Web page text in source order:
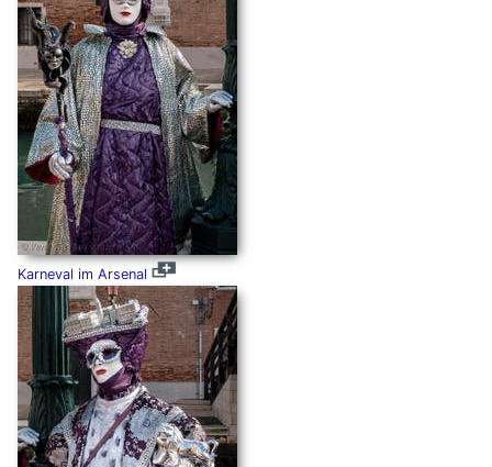
Karneval im Arsenal